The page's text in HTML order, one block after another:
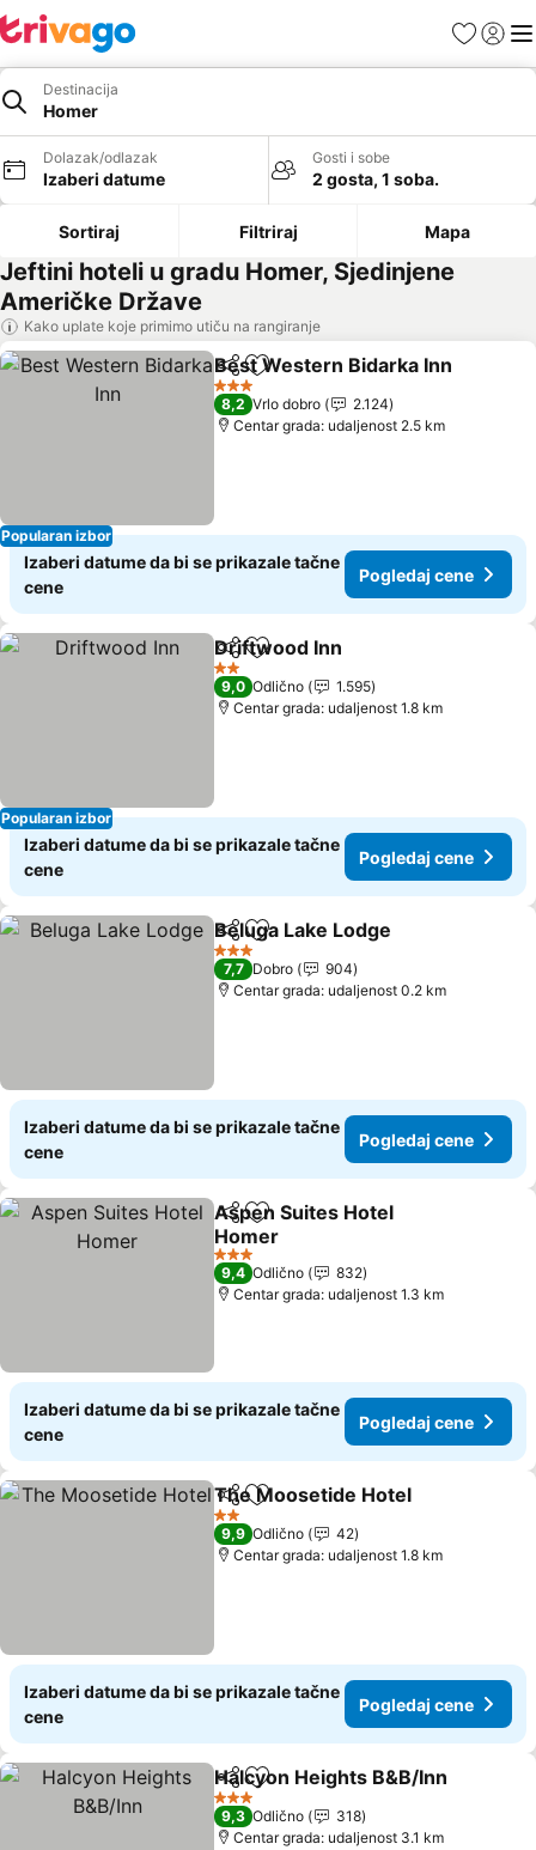
FavoritiPrijavi
Destinacija
Homer
Dolazak/odlazak
Izaberi datume
Gosti i sobe
2 gosta, 1 soba.
Sortiraj Filtriraj Mapa
Jeftini hoteli u gradu Homer, Sjedinjene
Američke Države
Kako uplate koje primimo utiču na rangiranje
Popularan izbor
Deli Dodati u favorite
Best Western Bidarka Inn
3 Zvezdice
8,2 Vrlo dobro
2.124
Centar grada: udaljenost 2.5 km
Izaberi datume da bi se prikazale tačne
cene
Pogledaj cene
Popularan izbor
Deli Dodati u favorite
Driftwood Inn
2 Zvezdice
9,0 Odlično
1.595
Centar grada: udaljenost 1.8 km
Izaberi datume da bi se prikazale tačne
cene
Pogledaj cene
Deli Dodati u favorite
Beluga Lake Lodge
3 Zvezdice
7,7 Dobro
904
Centar grada: udaljenost 0.2 km
Izaberi datume da bi se prikazale tačne
cene
Pogledaj cene
Deli Dodati u favorite
Aspen Suites Hotel
Homer
Pogledaj cene
3 Zvezdice
9,4 Odlično
832
Centar grada: udaljenost 1.3 km
Izaberi datume da bi se prikazale tačne
cene
Pogledaj cene
Deli Dodati u favorite
The Moosetide Hotel
2 Zvezdice
9,9 Odlično
42
Centar grada: udaljenost 1.8 km
Izaberi datume da bi se prikazale tačne
cene
Pogledaj cene
Deli Dodati u favorite
Halcyon Heights B&B/Inn
3 Zvezdice
9,3 Odlično
318
Centar grada: udaljenost 3.1 km